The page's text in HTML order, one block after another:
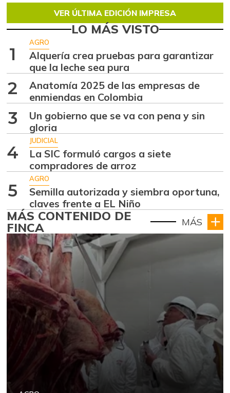
VER ÚLTIMA EDICIÓN IMPRESA
LO MÁS VISTO
1
AGRO
Alquería crea pruebas para garantizar
que la leche sea pura
2
Anatomía 2025 de las empresas de
enmiendas en Colombia
3
Un gobierno que se va con pena y sin
gloria
4
JUDICIAL
La SIC formuló cargos a siete
compradores de arroz
5
AGRO
Semilla autorizada y siembra oportuna,
claves frente a EL Niño
MÁS CONTENIDO DE
FINCA MÁS